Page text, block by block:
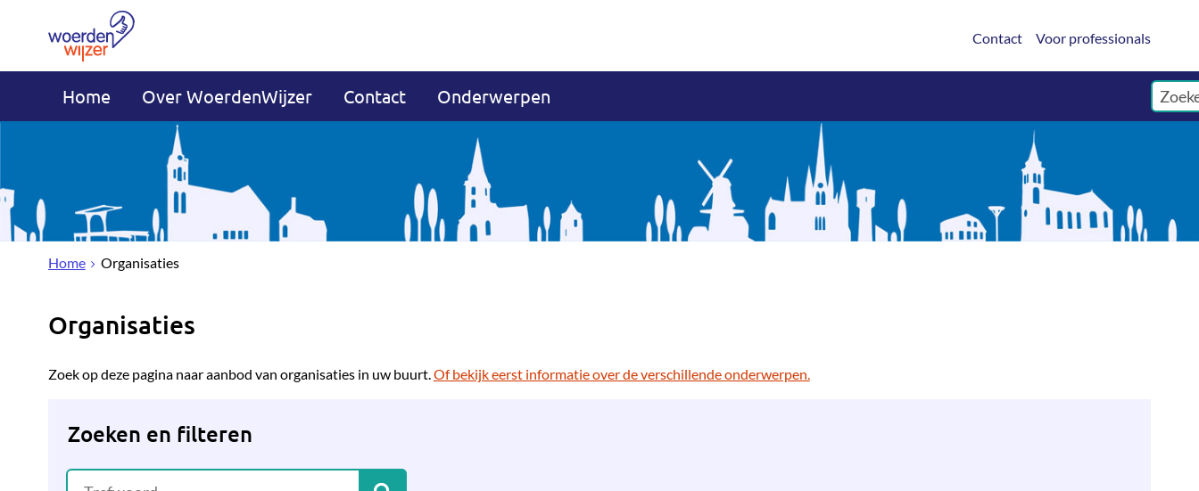
Contact Voor professionals
Home Over WoerdenWijzer Contact Onderwerpen
Home Organisaties
Organisaties
Zoek op deze pagina naar aanbod van organisaties in uw buurt.Of bekijk eerst informatie over de verschillende onderwerpen.
Zoeken en filteren